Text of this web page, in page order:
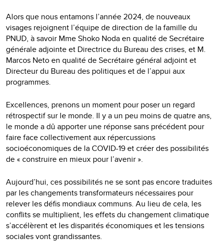
Alors que nous entamons l’année 2024, de nouveaux
visages rejoignent l’équipe de direction de la famille du
PNUD, à savoir Mme Shoko Noda en qualité de Secrétaire
générale adjointe et Directrice du Bureau des crises, et M.
Marcos Neto en qualité de Secrétaire général adjoint et
Directeur du Bureau des politiques et de l’appui aux
programmes.
Excellences, prenons un moment pour poser un regard
rétrospectif sur le monde. Il y a un peu moins de quatre ans,
le monde a dû apporter une réponse sans précédent pour
faire face collectivement aux répercussions
socioéconomiques de la COVID-19 et créer des possibilités
de « construire en mieux pour l’avenir ».
Aujourd’hui, ces possibilités ne se sont pas encore traduites
par les changements transformateurs nécessaires pour
relever les défis mondiaux communs. Au lieu de cela, les
conflits se multiplient, les effets du changement climatique
s’accélèrent et les disparités économiques et les tensions
sociales vont grandissantes.